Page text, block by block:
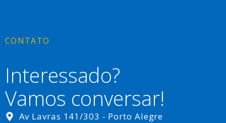
CONTATO
Interessado?
Vamos conversar!
Av Lavras 141/303 - Porto Alegre